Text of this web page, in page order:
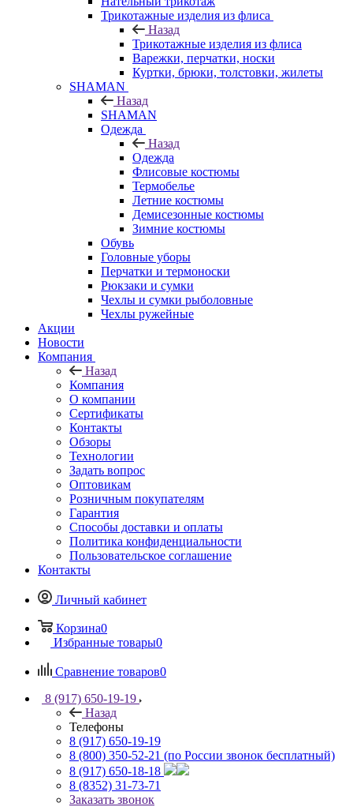
Трикотажные изделия из флиса
Назад
Трикотажные изделия из флиса
Варежки, перчатки, носки
Куртки, брюки, толстовки, жилеты
SHAMAN
Назад
SHAMAN
Одежда
Назад
Одежда
Флисовые костюмы
Термобелье
Летние костюмы
Демисезонные костюмы
Зимние костюмы
Обувь
Головные уборы
Перчатки и термоноски
Рюкзаки и сумки
Чехлы и сумки рыболовные
Чехлы ружейные
Акции
Новости
Компания
Назад
Компания
О компании
Сертификаты
Контакты
Обзоры
Технологии
Задать вопрос
Оптовикам
Розничным покупателям
Гарантия
Способы доставки и оплаты
Политика конфиденциальности
Пользовательское соглашение
Контакты
Личный кабинет
Корзина0
Избранные товары0
Сравнение товаров0
8 (917) 650-19-19
Назад
Телефоны
8 (917) 650-19-19
8 (800) 350-52-21 (по России звонок бесплатный)
8 (917) 650-18-18
8 (8352) 31-73-71
Заказать звонок